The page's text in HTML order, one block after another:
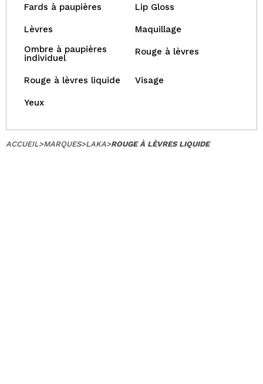
Fards à paupières Lip Gloss
Lèvres
Maquillage
Ombre à paupières
individuel
Rouge à lèvres
Rouge à lèvres liquide Visage
Yeux
ACCUEIL>MARQUES>LAKA>ROUGE À LÈVRES LIQUIDE